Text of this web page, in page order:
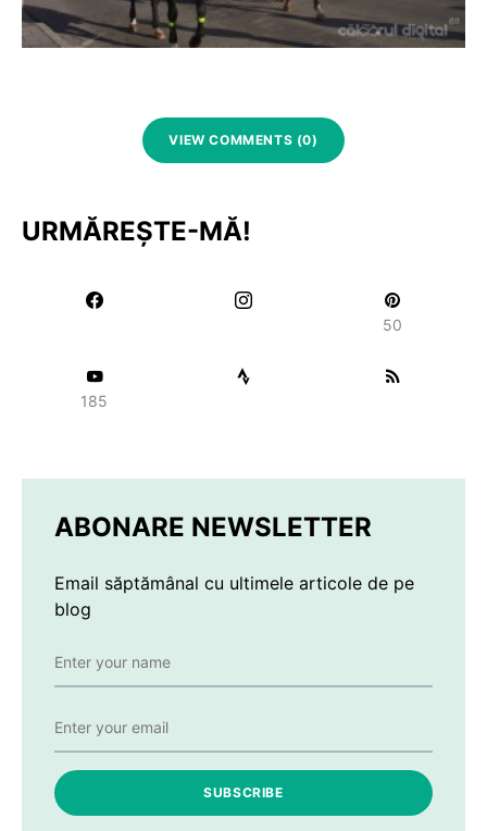
VIEW COMMENTS (0)
URMĂREȘTE-MĂ!
50
185
ABONARE NEWSLETTER
Email săptămânal cu ultimele articole de pe
blog
SUBSCRIBE